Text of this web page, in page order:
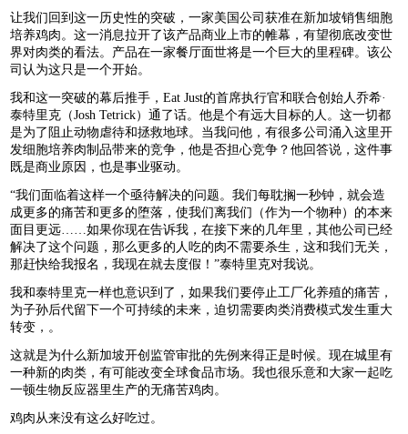
让我们回到这一历史性的突破，一家美国公司获准在新加坡销售细胞
培养鸡肉。这一消息拉开了该产品商业上市的帷幕，有望彻底改变世
界对肉类的看法。产品在一家餐厅面世将是一个巨大的里程碑。该公
司认为这只是一个开始。
我和这一突破的幕后推手，Eat Just的首席执行官和联合创始人乔希·
泰特里克（Josh Tetrick）通了话。他是个有远大目标的人。这一切都
是为了阻止动物虐待和拯救地球。当我问他，有很多公司涌入这里开
发细胞培养肉制品带来的竞争，他是否担心竞争？他回答说，这件事
既是商业原因，也是事业驱动。
“我们面临着这样一个亟待解决的问题。我们每耽搁一秒钟，就会造
成更多的痛苦和更多的堕落，使我们离我们（作为一个物种）的本来
面目更远……如果你现在告诉我，在接下来的几年里，其他公司已经
解决了这个问题，那么更多的人吃的肉不需要杀生，这和我们无关，
那赶快给我报名，我现在就去度假！”泰特里克对我说。
我和泰特里克一样也意识到了，如果我们要停止工厂化养殖的痛苦，
为子孙后代留下一个可持续的未来，迫切需要肉类消费模式发生重大
转变，。
这就是为什么新加坡开创监管审批的先例来得正是时候。现在城里有
一种新的肉类，有可能改变全球食品市场。我也很乐意和大家一起吃
一顿生物反应器里生产的无痛苦鸡肉。
鸡肉从来没有这么好吃过。